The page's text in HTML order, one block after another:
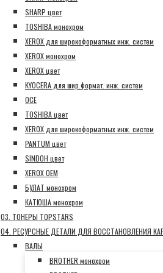
SHARP цвет
TOSHIBA монохром
XEROX для широкоформатных инж. систем
XEROX монохром
XEROX цвет
KYOCERA для шир.формат. инж. систем
OCE
TOSHIBA цвет
XEROX для широкоформатных инж. систем
PANTUM цвет
SINDOH цвет
XEROX OEM
БУЛАТ монохром
КАТЮША монохром
03. ТОНЕРЫ TOPSTARS
04. РЕСУРСНЫЕ ДЕТАЛИ ДЛЯ ВОССТАНОВЛЕНИЯ
ВАЛЫ
BROTHER монохром